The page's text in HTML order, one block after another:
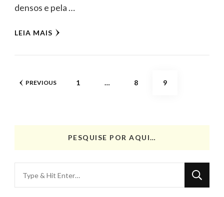
densos e pela …
LEIA MAIS
Posts
PREVIOUS PAGE
1 … PAGE
8 PAGE
9
PESQUISE POR AQUI…
for